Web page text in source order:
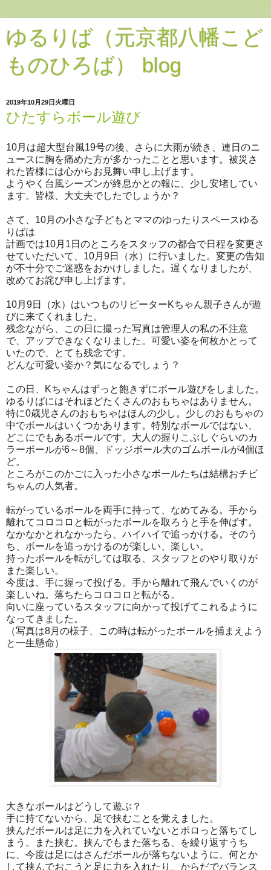
ゆるりば（元京都八幡こど
ものひろば） blog
2019年10月29日火曜日
ひたすらボール遊び
10月は超大型台風19号の後、さらに大雨が続き、連日のニ
ュースに胸を痛めた方が多かったことと思います。被災さ
れた皆様には心からお見舞い申し上げます。
ようやく台風シーズンが終息かとの報に、少し安堵してい
ます。皆様、大丈夫でしたでしょうか？
さて、10月の小さな子どもとママのゆったりスペースゆる
りばは
計画では10月1日のところをスタッフの都合で日程を変更さ
せていただいて、10月9日（水）に行いました。変更の告知
が不十分でご迷惑をおかけしました。遅くなりましたが、
改めてお詫び申し上げます。
10月9日（水）はいつものリピーターKちゃん親子さんが遊
びに来てくれました。
残念ながら、この日に撮った写真は管理人の私の不注意
で、アップできなくなりました。可愛い姿を何枚かとって
いたので、とても残念です。
どんな可愛い姿か？気になるでしょう？
この日、Kちゃんはずっと飽きずにボール遊びをしました。
ゆるりばにはそれほどたくさんのおもちゃはありません。
特に0歳児さんのおもちゃはほんの少し。少しのおもちゃの
中でボールはいくつかあります。特別なボールではない、
どこにでもあるボールです。大人の握りこぶしぐらいのカ
ラーボールが6～8個、ドッジボール大のゴムボールが4個ほ
ど。
ところがこのかごに入った小さなボールたちは結構おチビ
ちゃんの人気者。
転がっているボールを両手に持って、なめてみる。手から
離れてコロコロと転がったボールを取ろうと手を伸ばす。
なかなかとれなかったら、ハイハイで追っかける。そのう
ち、ボールを追っかけるのが楽しい、楽しい。
持ったボールを転がしては取る、スタッフとのやり取りが
また楽しい。
今度は、手に握って投げる。手から離れて飛んでいくのが
楽しいね。落ちたらコロコロと転がる。
向いに座っているスタッフに向かって投げてこれるように
なってきました。
（写真は8月の様子、この時は転がったボールを捕まえよう
と一生懸命）
大きなボールはどうして遊ぶ？
手に持てないから、足で挟むことを覚えました。
挟んだボールは足に力を入れていないとポロっと落ちてし
まう。また挟む。挟んでもまた落ちる、を繰り返すうち
に、今度は足にはさんだボールが落ちないように、何とか
して挟んでおこうと足に力を入れたり、からだでバランス